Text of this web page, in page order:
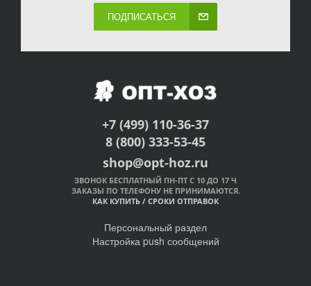
ПОДПИСАТЬСЯ
+7 (499) 110-36-37
8 (800) 333-53-45
shop@opt-hoz.ru
ЗВОНОК БЕСПЛАТНЫЙ ПН-ПТ С 10 ДО 17 Ч
ЗАКАЗЫ ПО ТЕЛЕФОНУ НЕ ПРИНИМАЮТСЯ.
КАК КУПИТЬ / СРОКИ ОТПРАВОК
Персональный раздел
Настройка push сообщений